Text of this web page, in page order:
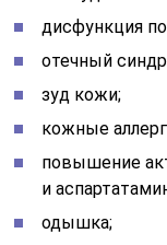
дисфункция
отечный
зуд кожи;
кожные
повышение
и
одышка;